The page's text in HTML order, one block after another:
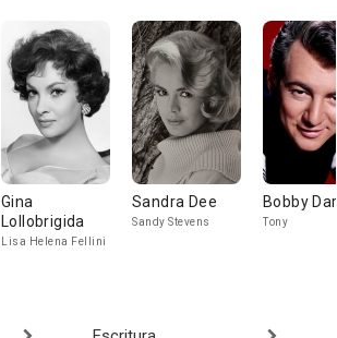
Gina
Lollobrigida
Lisa Helena Fellini
Sandra Dee
Sandy Stevens
Bobby
Tony